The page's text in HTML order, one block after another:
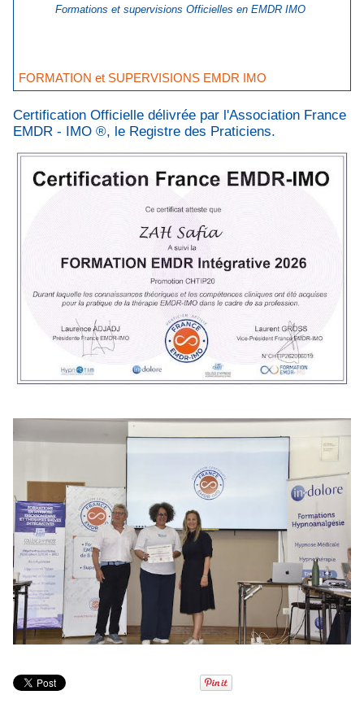
Formations et supervisions Officielles en EMDR IMO
FORMATION et SUPERVISIONS EMDR IMO
Certification Officielle délivrée par l'Association France
EMDR - IMO ®, le Registre des Praticiens.